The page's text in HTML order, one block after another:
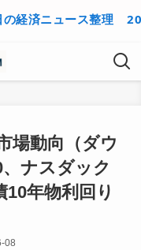
ニュース整理 2026年
場動向（ダウ
ナスダック
10年物利回り
08